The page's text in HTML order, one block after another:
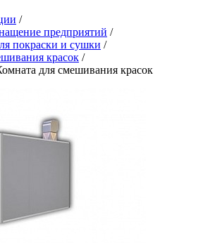
/
предприятий /
покраски и сушки /
красок /
для смешивания красок